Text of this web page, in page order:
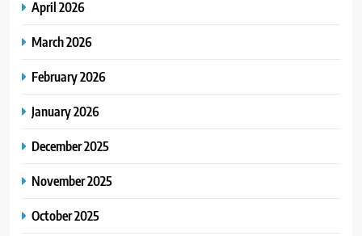
April 2026
March 2026
February 2026
January 2026
December 2025
November 2025
October 2025